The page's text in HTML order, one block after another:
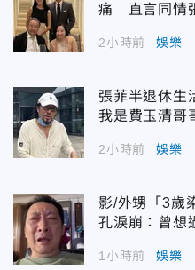
痛 直言同情
2小時前 娛樂
張菲半退休生
我是費玉清哥
2小時前 娛樂
影/外甥「3歲
孔淚崩：曾想
1小時前 娛樂